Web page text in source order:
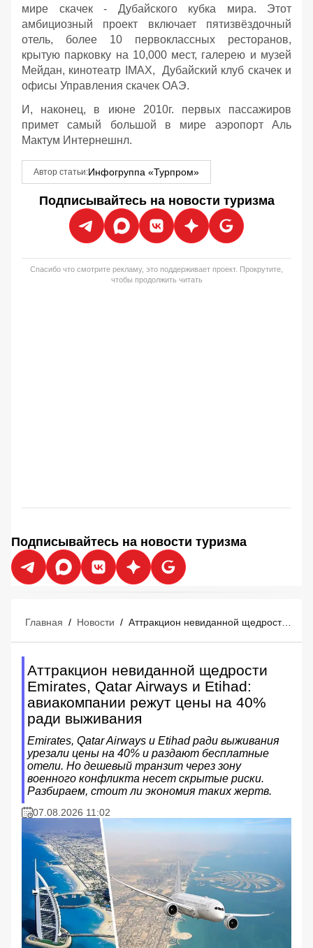
мире скачек - Дубайского кубка мира. Этот
амбициозный проект включает пятизвёздочный
отель, более 10 первоклассных ресторанов,
крытую парковку на 10,000 мест, галерею и музей
Мейдан, кинотеатр IMAX, Дубайский клуб скачек и
офисы Управления скачек ОАЭ.
И, наконец, в июне 2010г. первых пассажиров
примет самый большой в мире аэропорт Аль
Мактум Интернешнл.
Автор статьи:Инфогруппа «Турпром»
Подписывайтесь на новости туризма
Спасибо что смотрите рекламу, это поддерживает проект. Прокрутите,
чтобы продолжить читать
Подписывайтесь на новости туризма
Главная / Новости / Аттракцион невиданной щедрости Emirates, Qatar Airways и Etihad: авиакомпании режут цены на 40% ради выживания
Аттракцион невиданной щедрости
Emirates, Qatar Airways и Etihad:
авиакомпании режут цены на 40%
ради выживания
Emirates, Qatar Airways и Etihad ради выживания
урезали цены на 40% и раздают бесплатные
отели. Но дешевый транзит через зону
военного конфликта несет скрытые риски.
Разбираем, стоит ли экономия таких жертв.
07.08.2026 11:02